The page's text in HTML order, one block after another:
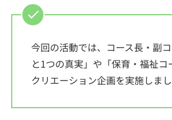
今回の活動では、コース長・副
と1つの真実」や「保育・福祉
クリエーション企画を実施しまし